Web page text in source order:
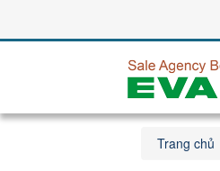
Trang chủ